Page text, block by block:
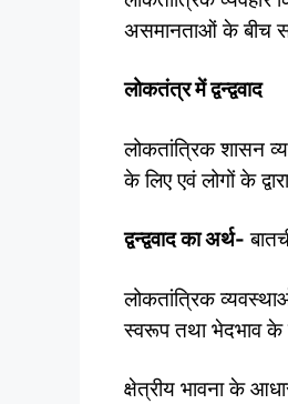
असमानताओं के बीच
लोकतंत्र में द्वन्द्ववाद
लोकतांत्रिक शासन
के लिए एवं लोगों के
द्वन्द्ववाद का अर्थ-
लोकतांत्रिक
स्वरूप तथा भेदभाव के
क्षेत्रीय भावना के